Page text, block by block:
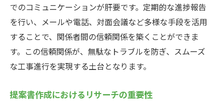
法令順守のための最新情報の収集方法
必要書類のチェックリスト作成法
法的要件を満たすための専門家との連携
提案書に記載すべき法令関連情報
策
でのコミュニケーションが肝要です。定期的な進捗報告
を行い、メールや電話、対面会議など多様な手段を活用
することで、関係者間の信頼関係を築くことができま
す。この信頼関係が、無駄なトラブルを防ぎ、スムーズ
な工事進行を実現する土台となります。
提案書作成におけるリサーチの重要性